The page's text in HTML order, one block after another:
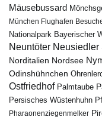
Mäusebussard
München Flughafen
Nationalpark Bayerischer
Neuntöter Neusiedler
Norditalien Nordsee
Odinshühnchen
Ostfriedhof Palmtaube
Persisches Wüstenhuhn
Pharaonenziegenmelker